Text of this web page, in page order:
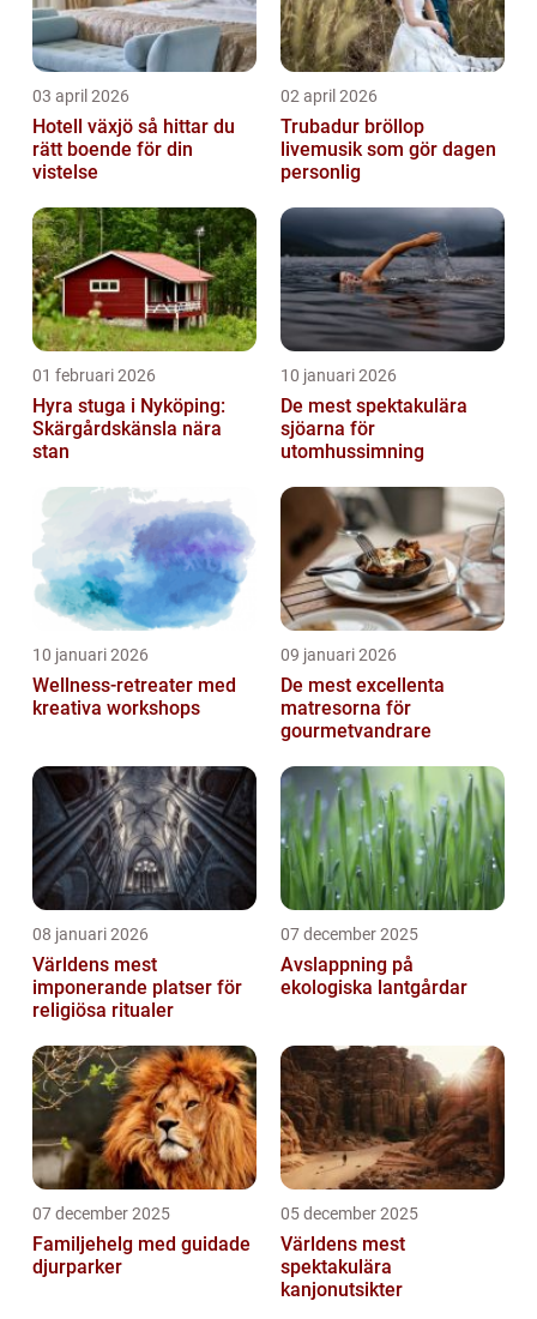
03 april 2026
Hotell växjö så hittar du
rätt boende för din
vistelse
02 april 2026
Trubadur bröllop
livemusik som gör dagen
personlig
01 februari 2026
Hyra stuga i Nyköping:
Skärgårdskänsla nära
stan
10 januari 2026
De mest spektakulära
sjöarna för
utomhussimning
10 januari 2026
Wellness-retreater med
kreativa workshops
09 januari 2026
De mest excellenta
matresorna för
gourmetvandrare
08 januari 2026
Världens mest
imponerande platser för
religiösa ritualer
07 december 2025
Avslappning på
ekologiska lantgårdar
07 december 2025
Familjehelg med guidade
djurparker
05 december 2025
Världens mest
spektakulära
kanjonutsikter